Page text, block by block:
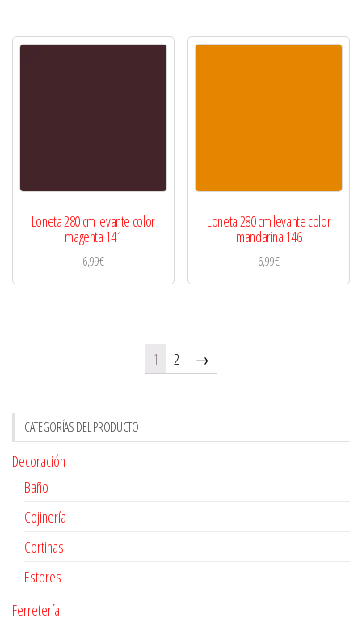
Loneta 280 cm levante color
magenta 141
6,99€
Loneta 280 cm levante color
mandarina 146
6,99€
1 2 →
CATEGORÍAS DEL PRODUCTO
Decoración
Baño
Cojinería
Cortinas
Estores
Ferretería